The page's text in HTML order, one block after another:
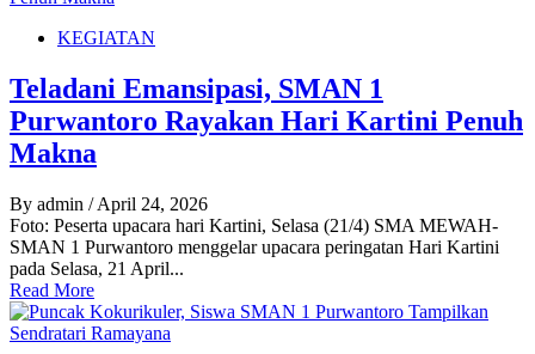
KEGIATAN
Teladani Emansipasi, SMAN 1
Purwantoro Rayakan Hari Kartini Penuh
Makna
By admin / April 24, 2026
Foto: Peserta upacara hari Kartini, Selasa (21/4) SMA MEWAH-
SMAN 1 Purwantoro menggelar upacara peringatan Hari Kartini
pada Selasa, 21 April...
Read More